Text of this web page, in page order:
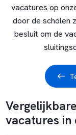
vacatures op
door de scholen
besluit om de
vacatures in